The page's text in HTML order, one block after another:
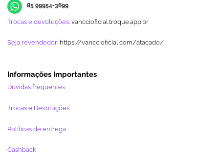
85 99954-3699
Trocas e devoluções: vanccioficial.troque.app.br
Seja revendedor: https://vanccioficial.com/atacado/
Informações Importantes
Dúvidas frequentes
Trocas e Devoluções
Políticas de entrega
Cashback